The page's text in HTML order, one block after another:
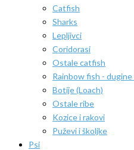
Catfish
Sharks
Lepljivci
Coridorasi
Ostale catfish
Rainbow fish -
Botije (Loach)
Ostale ribe
Kozice i rakovi
Puževi i školjke
Psi